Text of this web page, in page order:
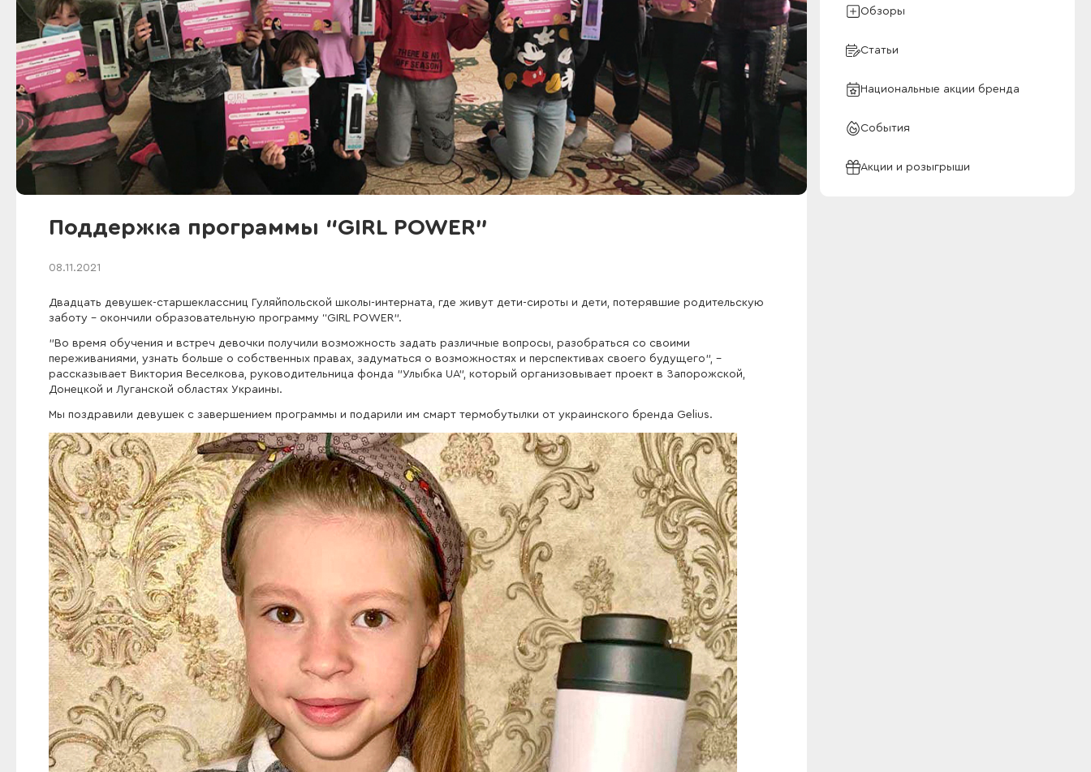
Поддержка программы “GIRL POWER”
08.11.2021
Двадцать девушек-старшеклассниц Гуляйпольской школы-интерната, где живут дети-сироты и дети, потерявшие родительскую
заботу - окончили образовательную программу “GIRL POWER”.
"Во время обучения и встреч девочки получили возможность задать различные вопросы, разобраться со своими
переживаниями, узнать больше о собственных правах, задуматься о возможностях и перспективах своего будущего", -
рассказывает Виктория Веселкова, руководительница фонда "Улыбка UA", который организовывает проект в Запорожской,
Донецкой и Луганской областях Украины.
Мы поздравили девушек с завершением программы и подарили им смарт термобутылки от украинского бренда Gelius.
Обзоры
Статьи
Национальные акции бренда
События
Акции и розыгрыши